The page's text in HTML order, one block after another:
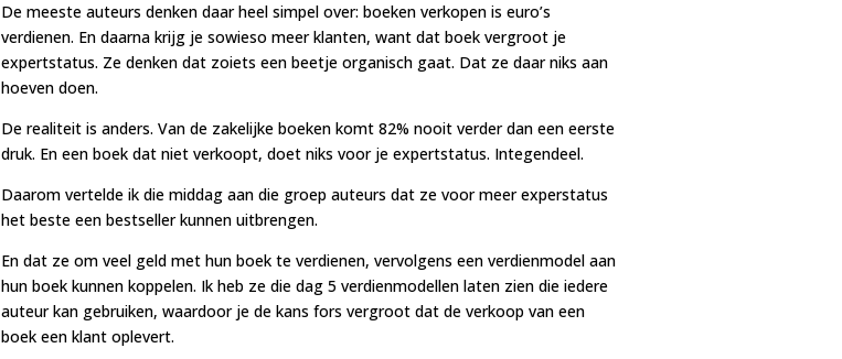
De meeste auteurs denken daar heel simpel over: boeken verkopen is euro’s
verdienen. En daarna krijg je sowieso meer klanten, want dat boek vergroot je
expertstatus. Ze denken dat zoiets een beetje organisch gaat. Dat ze daar niks aan
hoeven doen.
De realiteit is anders. Van de zakelijke boeken komt 82% nooit verder dan een eerste
druk. En een boek dat niet verkoopt, doet niks voor je expertstatus. Integendeel.
Daarom vertelde ik die middag aan die groep auteurs dat ze voor meer experstatus
het beste een bestseller kunnen uitbrengen.
En dat ze om veel geld met hun boek te verdienen, vervolgens een verdienmodel aan
hun boek kunnen koppelen. Ik heb ze die dag 5 verdienmodellen laten zien die iedere
auteur kan gebruiken, waardoor je de kans fors vergroot dat de verkoop van een
boek een klant oplevert.